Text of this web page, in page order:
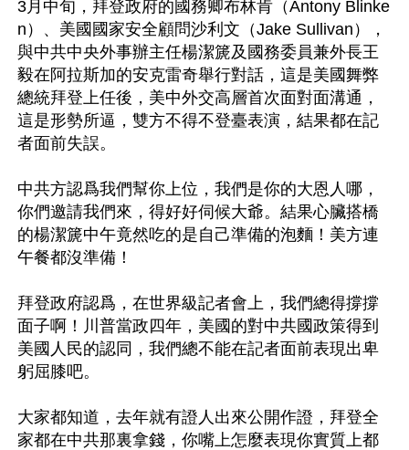
3月中旬，拜登政府的國務卿布林肯（Antony Blinke
n）、美國國家安全顧問沙利文（Jake Sullivan），
與中共中央外事辦主任楊潔篪及國務委員兼外長王
毅在阿拉斯加的安克雷奇舉行對話，這是美國舞弊
總統拜登上任後，美中外交高層首次面對面溝通，
這是形勢所逼，雙方不得不登臺表演，結果都在記
者面前失誤。
中共方認爲我們幫你上位，我們是你的大恩人哪，
你們邀請我們來，得好好伺候大爺。結果心臟搭橋
的楊潔篪中午竟然吃的是自己準備的泡麵！美方連
午餐都沒準備！
拜登政府認爲，在世界級記者會上，我們總得撐撐
面子啊！川普當政四年，美國的對中共國政策得到
美國人民的認同，我們總不能在記者面前表現出卑
躬屈膝吧。
大家都知道，去年就有證人出來公開作證，拜登全
家都在中共那裏拿錢，你嘴上怎麼表現你實質上都